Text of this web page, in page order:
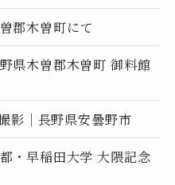
郡木曽町にて
県木曽郡木曽町 御料館
影｜長野県安曇野市
・早稲田大学 大隈記念